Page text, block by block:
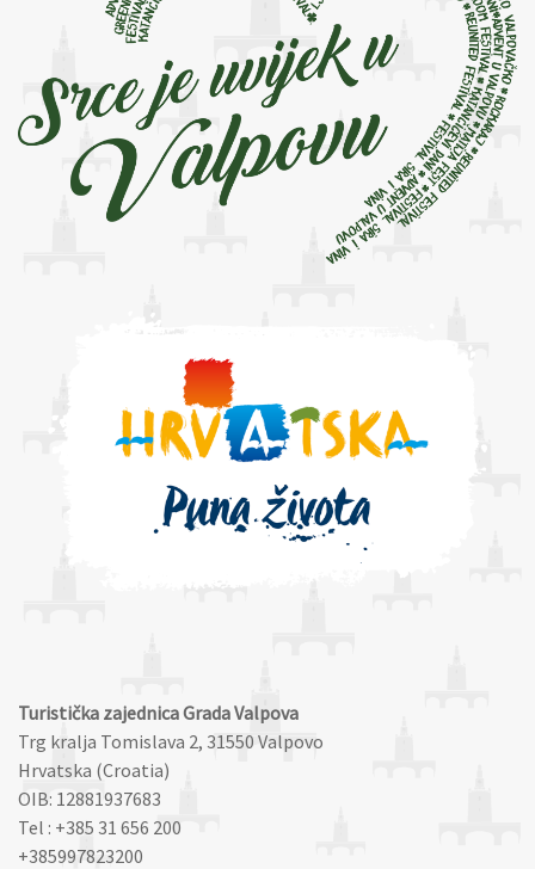
Turistička zajednica Grada Valpova
Trg kralja Tomislava 2, 31550 Valpovo
Hrvatska (Croatia)
OIB: 12881937683
Tel : +385 31 656 200
+385997823200